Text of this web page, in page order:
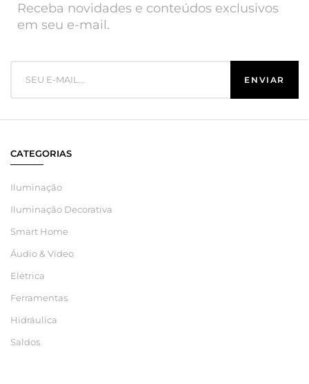
Receba novidades e conteúdos exclusivos
em seu e-mail.
CATEGORIAS
Iluminação
Iluminação Decorativa
Smart Home
Áudio & Vídeo
Elétrica
Ferramentas
Hidráulica
Saldos